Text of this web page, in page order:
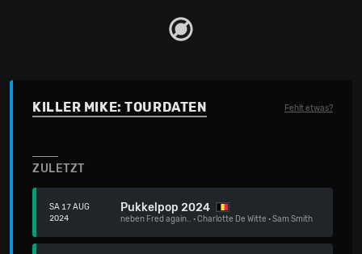
KILLER MIKE: TOURDATEN Fehlt etwas?
ZULETZT
SA 17 AUG
2024
Pukkelpop 2024
neben Fred again.. ·Charlotte De Witte ·Sam Smith